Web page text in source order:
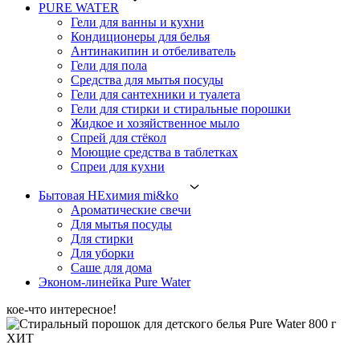
PURE WATER
Гели для ванны и кухни
Кондиционеры для белья
Антинакипин и отбеливатель
Гели для пола
Средства для мытья посуды
Гели для сантехники и туалета
Гели для стирки и стиральные порошки
Жидкое и хозяйственное мыло
Спрей для стёкол
Моющие средства в таблетках
Спреи для кухни
Бытовая НЕхимия mi&ko
Ароматические свечи
Для мытья посуды
Для стирки
Для уборки
Саше для дома
Эконом-линейка Pure Water
кое-что интересное!
ХИТ